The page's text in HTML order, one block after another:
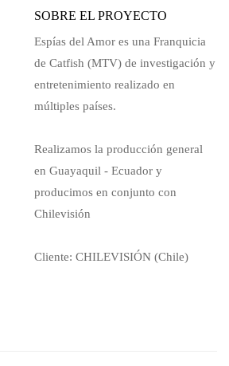
SOBRE EL PROYECTO
Espías del Amor es una Franquicia
de Catfish (MTV) de investigación y
entretenimiento realizado en
múltiples países.
Realizamos la producción general
en Guayaquil - Ecuador y
producimos en conjunto con
Chilevisión
Cliente: CHILEVISIÓN (Chile)